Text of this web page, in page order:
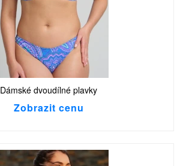
Dámské dvoudílné plavky
Zobrazit cenu